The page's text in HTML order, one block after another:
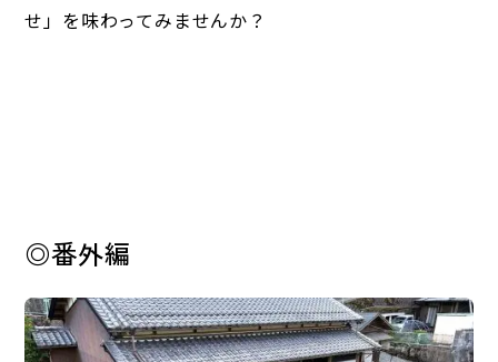
せ」を味わってみませんか？
◎番外編